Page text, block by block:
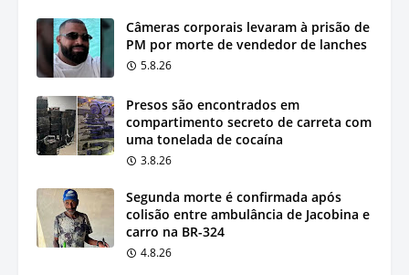
Câmeras corporais levaram à prisão de
PM por morte de vendedor de lanches
5.8.26
Presos são encontrados em
compartimento secreto de carreta com
uma tonelada de cocaína
3.8.26
Segunda morte é confirmada após
colisão entre ambulância de Jacobina e
carro na BR-324
4.8.26